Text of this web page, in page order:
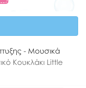
navigation
- Μουσικά
Κουκλάκι Little